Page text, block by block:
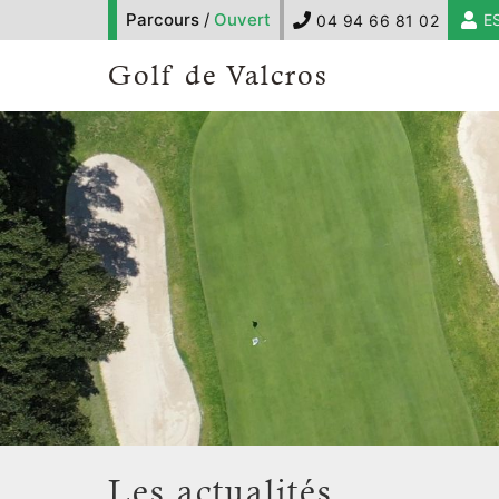
Parcours / Ouvert 04 94 66 81 02
Golf de Valcros